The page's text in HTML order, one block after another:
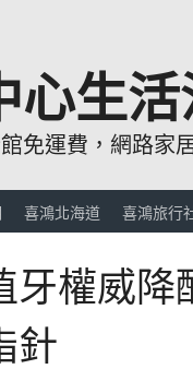
心生
免運費，網路家
喜鴻北海道 喜鴻旅行
牙權威降
針